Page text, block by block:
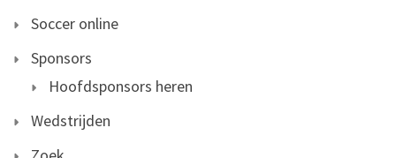
Soccer online
Sponsors
Hoofdsponsors heren
Wedstrijden